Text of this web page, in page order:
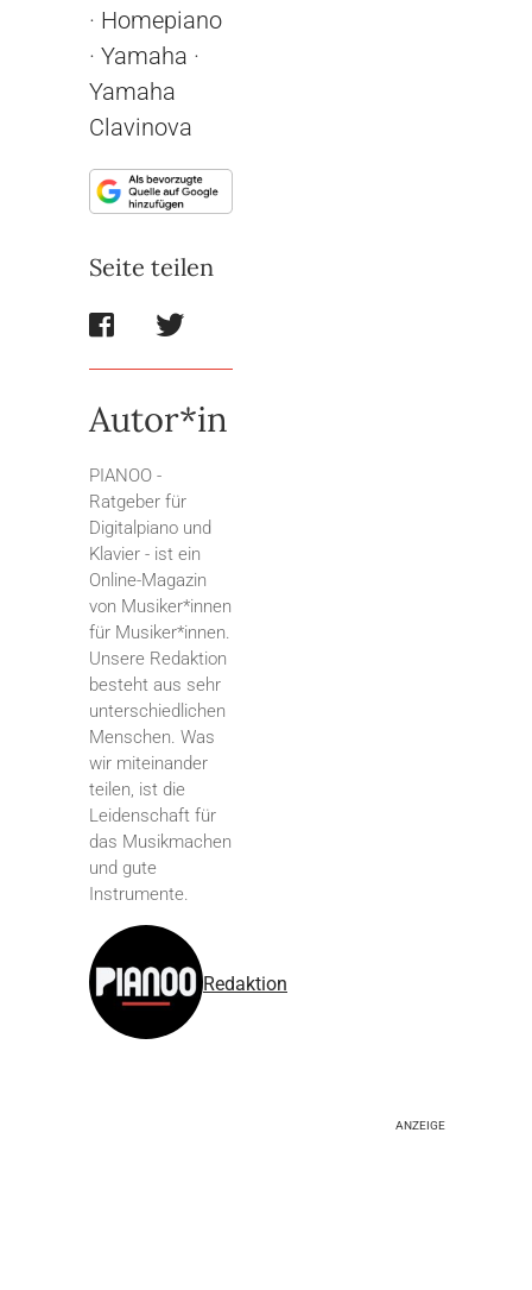
· Homepiano
· Yamaha ·
Yamaha
Clavinova
Seite teilen
Autor*in
PIANOO -
Ratgeber für
Digitalpiano und
Klavier - ist ein
Online-Magazin
von Musiker*innen
für Musiker*innen.
Unsere Redaktion
besteht aus sehr
unterschiedlichen
Menschen. Was
wir miteinander
teilen, ist die
Leidenschaft für
das Musikmachen
und gute
Instrumente.
Redaktion
ANZEIGE